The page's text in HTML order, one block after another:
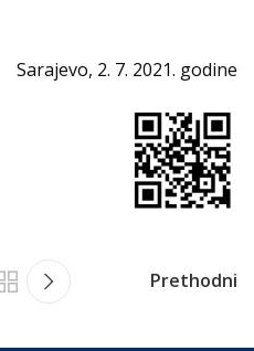
Sarajevo, 2. 7. 2021. godine
Prethodni